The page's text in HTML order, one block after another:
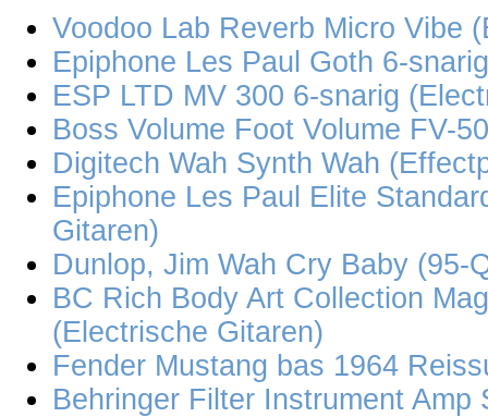
Voodoo Lab Reverb Micro Vibe
Epiphone Les Paul Goth 6-
ESP LTD MV 300 6-snarig
Boss Volume Foot Volume FV-
Digitech Wah Synth Wah
Epiphone Les Paul Elite
Gitaren)
Dunlop, Jim Wah Cry Baby (95-
BC Rich Body Art Collection
(Electrische Gitaren)
Fender Mustang bas 1964
Behringer Filter Instrument